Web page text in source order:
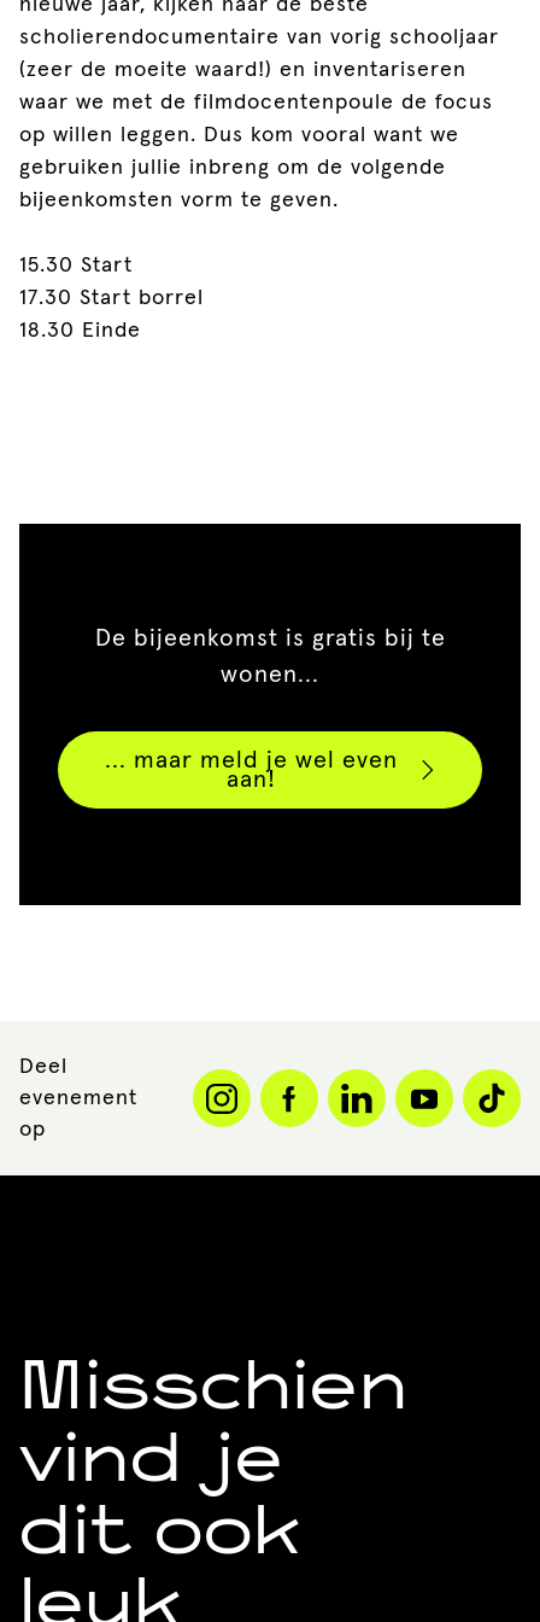
nieuwe jaar, kijken naar de beste
scholierendocumentaire van vorig schooljaar
(zeer de moeite waard!) en inventariseren
waar we met de filmdocentenpoule de focus
op willen leggen. Dus kom vooral want we
gebruiken jullie inbreng om de volgende
bijeenkomsten vorm te geven.
15.30 Start
17.30 Start borrel
18.30 Einde
De bijeenkomst is gratis bij te
wonen...
... maar meld je wel even
aan!
Deel
evenement
op
Misschien
vind je
dit ook
leuk